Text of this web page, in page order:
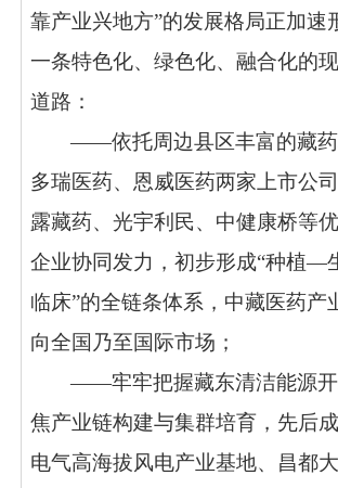
靠产业兴地方”的发展格局正加速
一条特色化、绿色化、融合化的
道路：
——依托周边县区丰富的藏药
多瑞医药、恩威医药两家上市公
露藏药、光宇利民、中健康桥等
企业协同发力，初步形成“种植
临床”的全链条体系，中藏医药产
向全国乃至国际市场；
——牢牢把握藏东清洁能源
焦产业链构建与集群培育，先后
电气高海拔风电产业基地、昌都